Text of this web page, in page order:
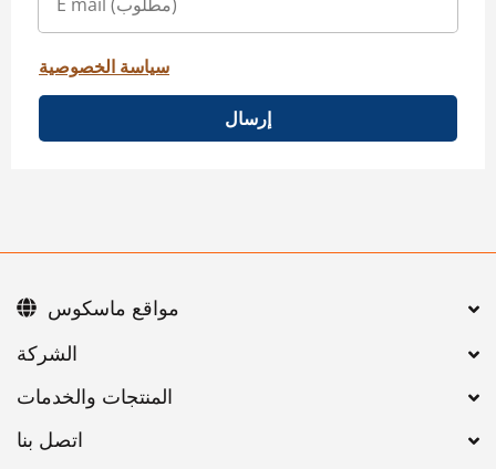
سياسة الخصوصية
إرسال
اتصل بنا
مواقع ماسكوس